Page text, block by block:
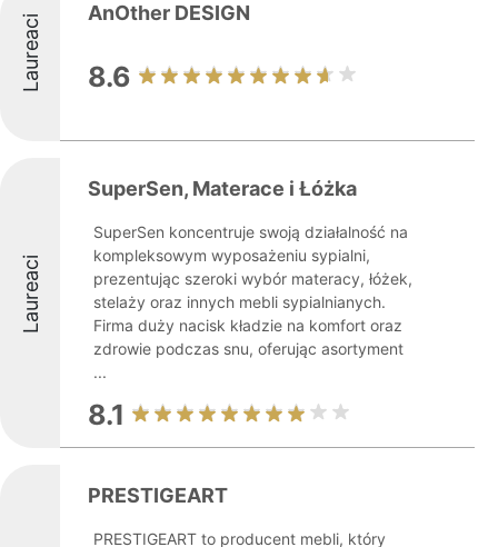
Laureaci AnOther DESIGN
8.6
Laureaci
SuperSen, Materace i Łóżka
SuperSen koncentruje swoją działalność na
kompleksowym wyposażeniu sypialni,
prezentując szeroki wybór materacy, łóżek,
stelaży oraz innych mebli sypialnianych.
Firma duży nacisk kładzie na komfort oraz
zdrowie podczas snu, oferując asortyment
...
8.1
PRESTIGEART
PRESTIGEART to producent mebli, który